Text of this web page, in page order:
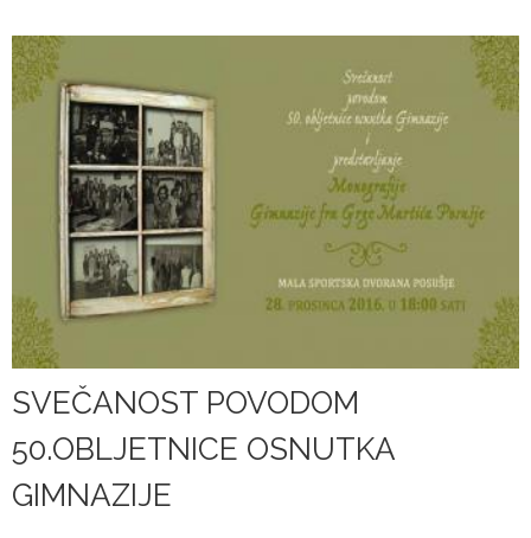
SVEČANOST POVODOM
50.OBLJETNICE OSNUTKA
GIMNAZIJE